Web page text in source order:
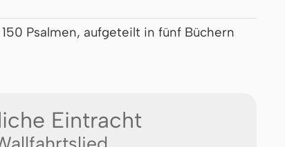
150 Psalmen, aufgeteilt in fünf Büchern
Eintracht